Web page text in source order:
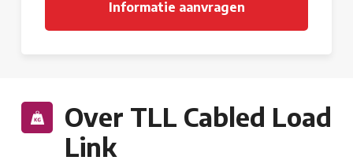
Over TLL Cabled Load
Link